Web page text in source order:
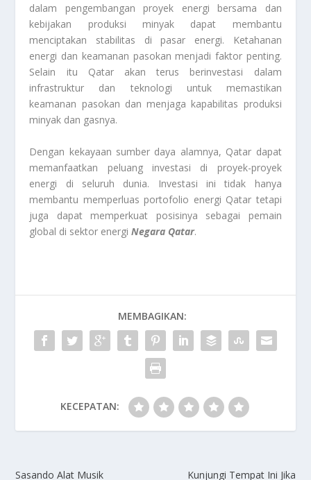
dalam pengembangan proyek energi bersama dan
kebijakan produksi minyak dapat membantu
menciptakan stabilitas di pasar energi. Ketahanan
energi dan keamanan pasokan menjadi faktor penting.
Selain itu Qatar akan terus berinvestasi dalam
infrastruktur dan teknologi untuk memastikan
keamanan pasokan dan menjaga kapabilitas produksi
minyak dan gasnya.
Dengan kekayaan sumber daya alamnya, Qatar dapat
memanfaatkan peluang investasi di proyek-proyek
energi di seluruh dunia. Investasi ini tidak hanya
membantu memperluas portofolio energi Qatar tetapi
juga dapat memperkuat posisinya sebagai pemain
global di sektor energiNegara Qatar.
MEMBAGIKAN:
KECEPATAN:
Sasando Alat Musik
Kunjungi Tempat Ini Jika